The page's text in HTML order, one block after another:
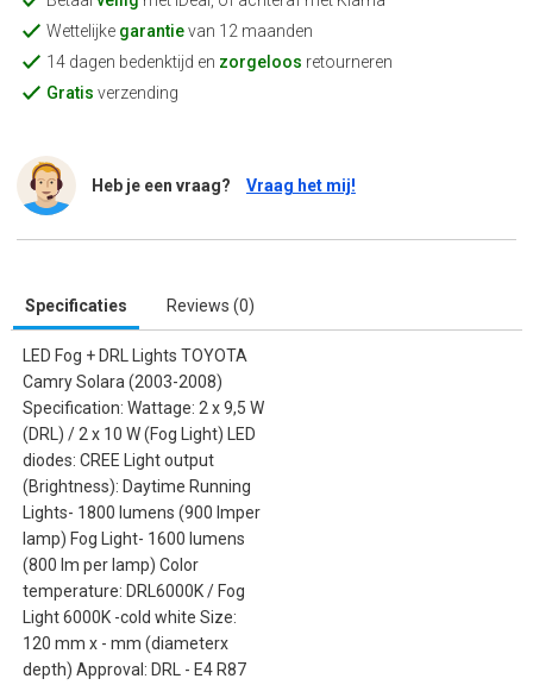
Wettelijke garantievan 12 maanden
14 dagen bedenktijd en zorgeloos retourneren
Gratis verzending
Heb je een vraag? Vraag het mij!
Specificaties Reviews (0)
LED Fog + DRL Lights TOYOTA
Camry Solara (2003-2008)
Specification: Wattage: 2 x 9,5 W
(DRL) / 2 x 10 W (Fog Light) LED
diodes: CREE Light output
(Brightness): Daytime Running
Lights- 1800 lumens (900 lmper
lamp) Fog Light- 1600 lumens
(800 lm per lamp) Color
temperature: DRL6000K / Fog
Light 6000K -cold white Size:
120 mm x - mm (diameterx
depth) Approval: DRL - E4 R87